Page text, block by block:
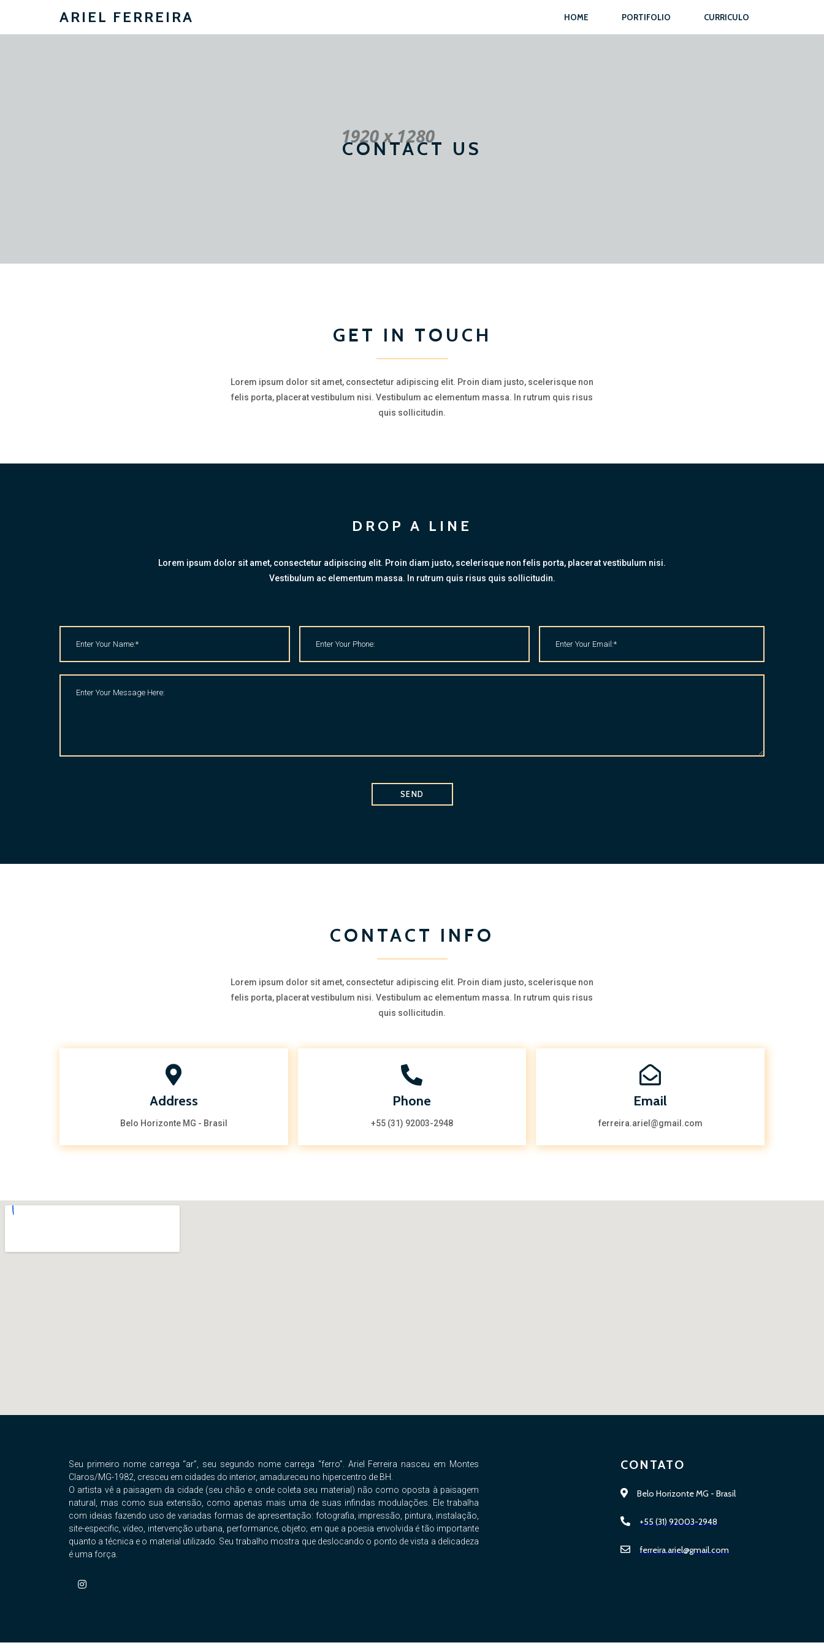
ARIEL FERREIRA HOME PORTIFOLIO CURRICULO
CONTACT US
GET IN TOUCH
Lorem ipsum dolor sit amet, consectetur adipiscing elit. Proin diam justo, scelerisque non
felis porta, placerat vestibulum nisi. Vestibulum ac elementum massa. In rutrum quis risus
quis sollicitudin.
DROP A LINE
Lorem ipsum dolor sit amet, consectetur adipiscing elit. Proin diam justo, scelerisque non felis porta, placerat vestibulum nisi.
Vestibulum ac elementum massa. In rutrum quis risus quis sollicitudin.
SEND
CONTACT INFO
Lorem ipsum dolor sit amet, consectetur adipiscing elit. Proin diam justo, scelerisque non
felis porta, placerat vestibulum nisi. Vestibulum ac elementum massa. In rutrum quis risus
quis sollicitudin.
Address
Belo Horizonte MG - Brasil
Phone
+55 (31) 92003-2948
Email
ferreira.ariel@gmail.com
Seu primeiro nome carrega “ar”, seu segundo nome carrega “ferro”. Ariel Ferreira nasceu em Montes
Claros/MG-1982, cresceu em cidades do interior, amadureceu no hipercentro de BH.
O artista vê a paisagem da cidade (seu chão e onde coleta seu material) não como oposta à paisagem
natural, mas como sua extensão, como apenas mais uma de suas infindas modulações. Ele trabalha
com ideias fazendo uso de variadas formas de apresentação: fotografia, impressão, pintura, instalação,
site-especific, vídeo, intervenção urbana, performance, objeto; em que a poesia envolvida é tão importante
quanto a técnica e o material utilizado. Seu trabalho mostra que deslocando o ponto de vista a delicadeza
é uma força.
CONTATO
Belo Horizonte MG - Brasil
+55 (31) 92003-2948
ferreira.ariel@gmail.com